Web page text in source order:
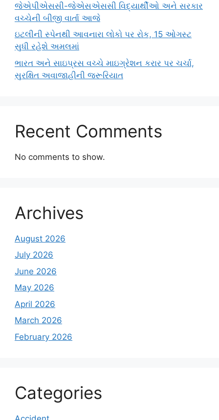
જેએપીએસસી-જેએસએસસી વિદ્યાર્થીઓ અને સરકાર
વચ્ચેની બીજી વાર્તા આજે
ઇટલીની સ્પેનથી આવનારા લોકો પર રોક, 15 ઓગસ્ટ
સુધી રહેશે અમલમાં
ભારત અને સાઇપ્રસ વચ્ચે માઇગ્રેશન કરાર પર ચર્ચા,
સુરક્ષિત અવાજાહીની જરૂરિયાત
Recent Comments
No comments to show.
Archives
August 2026
July 2026
June 2026
May 2026
April 2026
March 2026
February 2026
Categories